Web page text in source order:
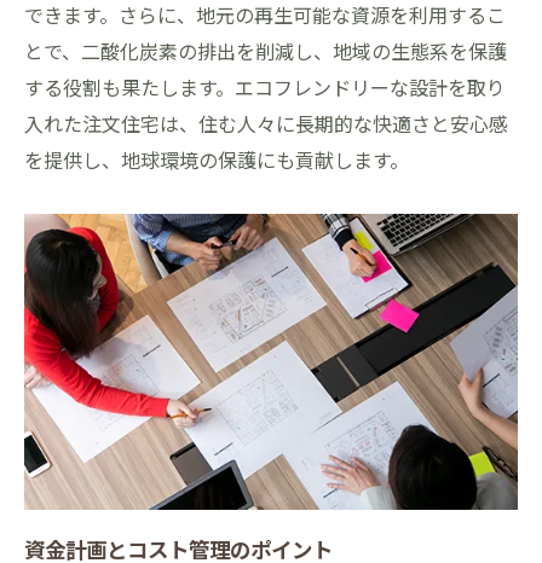
できます。さらに、地元の再生可能な資源を利用するこ
とで、二酸化炭素の排出を削減し、地域の生態系を保護
する役割も果たします。エコフレンドリーな設計を取り
入れた注文住宅は、住む人々に長期的な快適さと安心感
を提供し、地球環境の保護にも貢献します。
資金計画とコスト管理のポイント